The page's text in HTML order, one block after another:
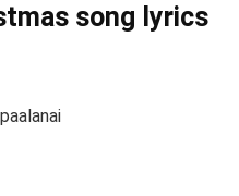
song lyrics